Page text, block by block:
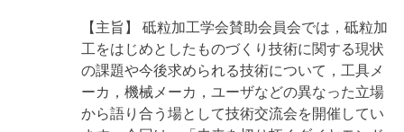
大
会・
第
1
回
研
究・
【主旨】
砥粒加工学会賛助会員会では，砥粒加
工をはじめとしたものづくり技術に関する現状
の課題や今後求められる技術について，工具メ
ーカ，機械メーカ，ユーザなどの異なった立場
から語り合う場として技術交流会を開催してい